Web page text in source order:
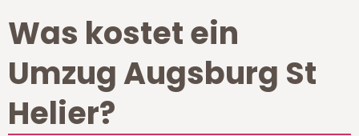
Was kostet ein
Umzug Augsburg St
Helier?